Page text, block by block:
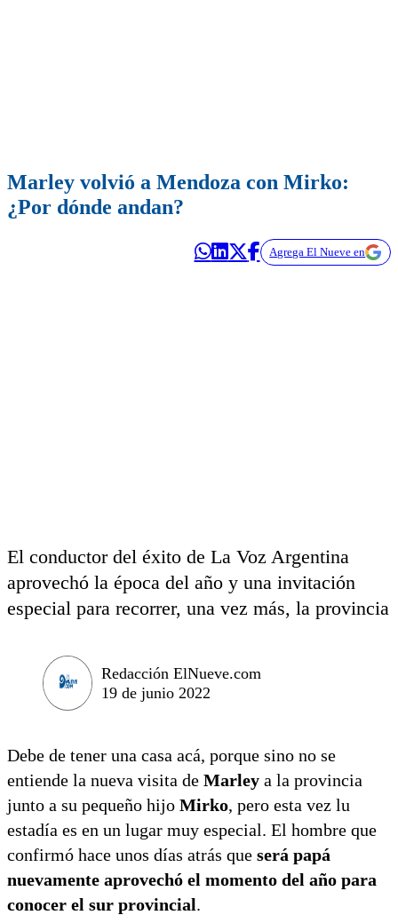
Marley volvió a Mendoza con Mirko:
¿Por dónde andan?
Agrega El Nueve en
El conductor del éxito de La Voz Argentina
aprovechó la época del año y una invitación
especial para recorrer, una vez más, la provincia
Redacción ElNueve.com
19 de junio 2022
Debe de tener una casa acá, porque sino no se
entiende la nueva visita de Marley a la provincia
junto a su pequeño hijo Mirko, pero esta vez lu
estadía es en un lugar muy especial. El hombre que
confirmó hace unos días atrás que será papá
nuevamente aprovechó el momento del año para
conocer el sur provincial.